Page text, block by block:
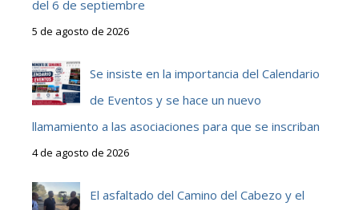
del 6 de septiembre
5 de agosto de 2026
Se insiste en la importancia del Calendario
de Eventos y se hace un nuevo
llamamiento a las asociaciones para que se inscriban
4 de agosto de 2026
El asfaltado del Camino del Cabezo y el